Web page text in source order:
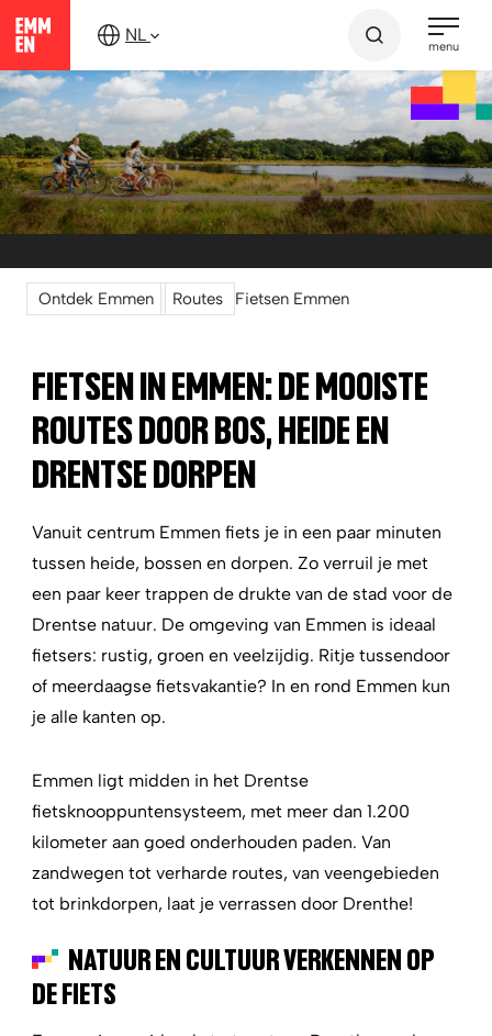
Verder
naar
content
NL
menu
Ontdek Emmen Routes Fietsen Emmen
FIETSEN IN EMMEN: DE MOOISTE
ROUTES DOOR BOS, HEIDE EN
DRENTSE DORPEN
Vanuit centrum Emmen fiets je in een paar minuten
tussen heide, bossen en dorpen. Zo verruil je met
een paar keer trappen de drukte van de stad voor de
Drentse natuur. De omgeving van Emmen is ideaal
fietsers: rustig, groen en veelzijdig. Ritje tussendoor
of meerdaagse fietsvakantie? In en rond Emmen kun
je alle kanten op.
Emmen ligt midden in het Drentse
fietsknooppuntensysteem, met meer dan 1.200
kilometer aan goed onderhouden paden. Van
zandwegen tot verharde routes, van veengebieden
tot brinkdorpen, laat je verrassen door Drenthe!
NATUUR EN CULTUUR VERKENNEN OP
DE FIETS